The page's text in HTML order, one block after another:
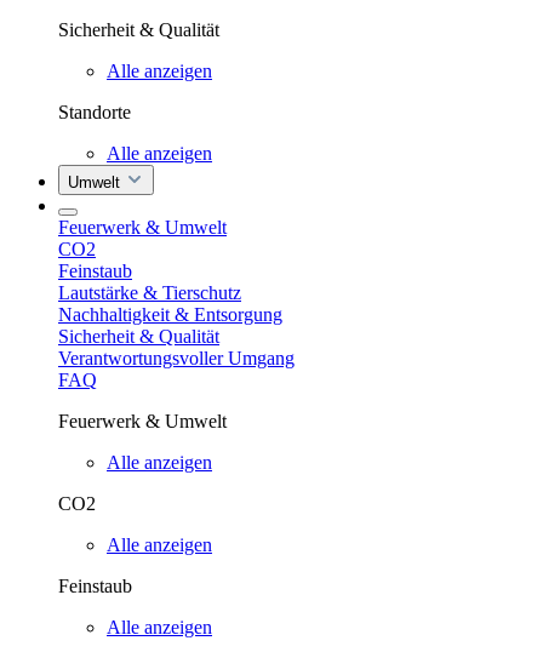
Sicherheit & Qualität
Alle anzeigen
Standorte
Alle anzeigen
Umwelt
Feuerwerk & Umwelt
CO2
Feinstaub
Lautstärke & Tierschutz
Nachhaltigkeit & Entsorgung
Sicherheit & Qualität
Verantwortungsvoller Umgang
FAQ
Feuerwerk & Umwelt
Alle anzeigen
CO2
Alle anzeigen
Feinstaub
Alle anzeigen